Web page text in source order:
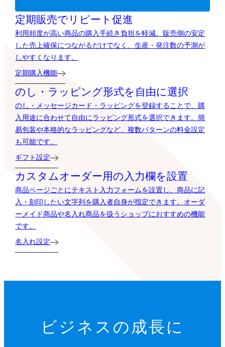
定期販売でリピート促進
利用頻度が高い商品の購入手続き負担を軽減。販売側の安定
した売上確保につながるだけでなく、生産・発注数の予測が
しやすくなります。
定期購入機能
のし・ラッピング形式を自由に選択
のし・メッセージカード・ラッピングを登録することで、購
入用途に合わせて自由にラッピング形式を選択できます。簡
易包装や本格的なラッピングなど、複数パターンの料金設定
も可能です。
ギフト設定
カスタムオーダー用の入力欄を設置
商品ページごとにテキスト入力フォームを設置し、商品に記
入・刻印したい文字列を購入者自身が指定できます。オーダ
ーメイド商品や名入れ商品を扱うショップにおすすめの機能
です。
名入れ設定
ビジネスの成長に